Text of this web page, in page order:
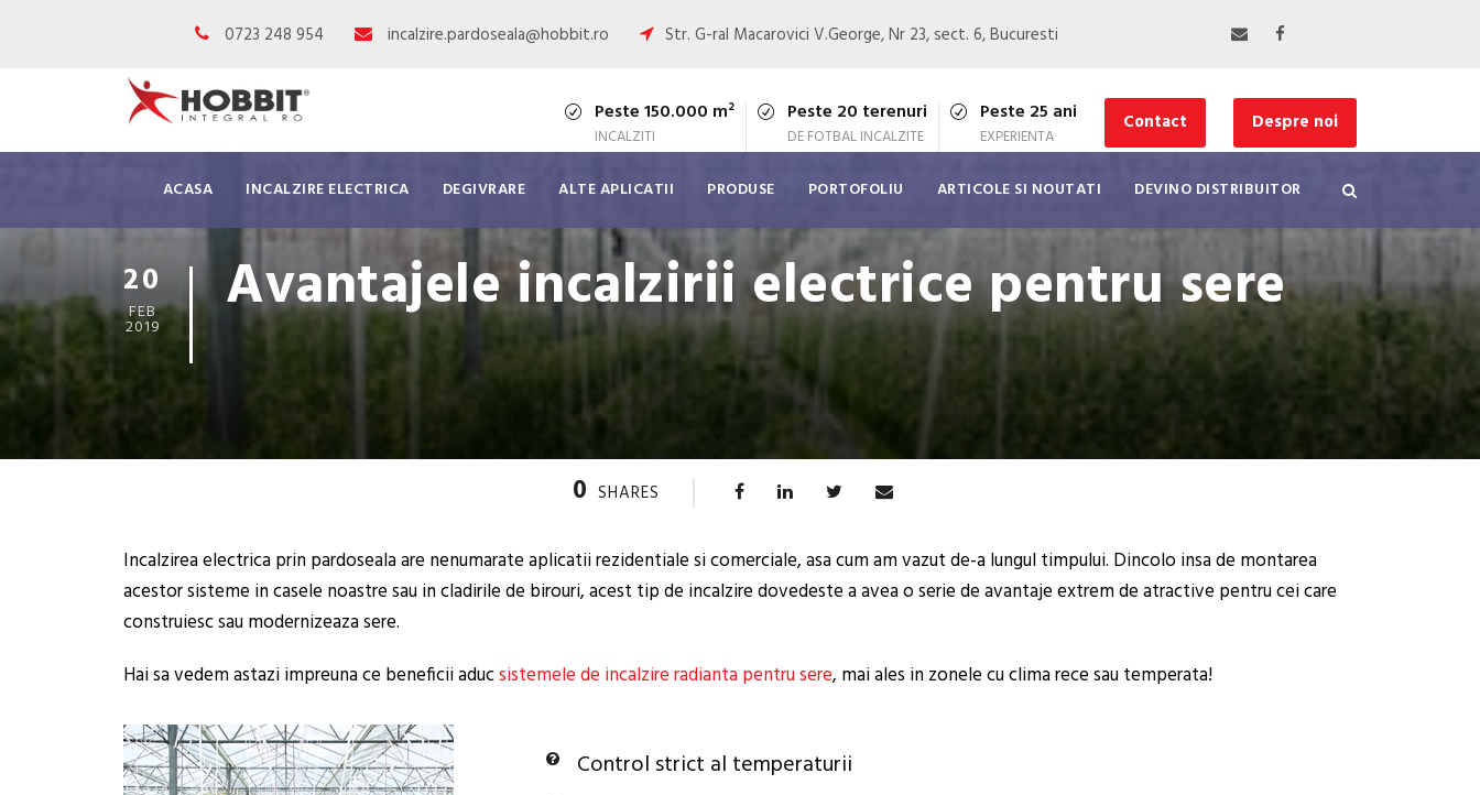
0723 248 954 incalzire.pardoseala@hobbit.ro Str. G-ral Macarovici V.George, Nr 23, sect. 6, Bucuresti
Peste 150.000 m²
INCALZITI
Peste 20 terenuri
DE FOTBAL INCALZITE
Peste 25 ani
EXPERIENTA
Contact Despre noi
ACASA INCALZIRE ELECTRICA DEGIVRARE ALTE APLICATII PRODUSE PORTOFOLIU ARTICOLE SI NOUTATI DEVINO DISTRIBUITOR
20
FEB
2019 Avantajele incalzirii electrice pentru sere
0 SHARES
Incalzirea electrica prin pardoseala are nenumarate aplicatii rezidentiale si comerciale, asa cum am vazut de-a lungul timpului. Dincolo insa de montarea
acestor sisteme in casele noastre sau in cladirile de birouri, acest tip de incalzire dovedeste a avea o serie de avantaje extrem de atractive pentru cei care
construiesc sau modernizeaza sere.
Hai sa vedem astazi impreuna ce beneficii aducsistemele de incalzire radianta pentru sere, mai ales in zonele cu clima rece sau temperata!
Control strict al temperaturii